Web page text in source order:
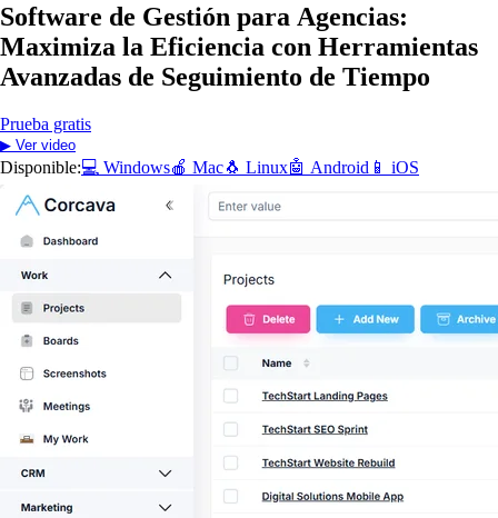
Software de Gestión para Agencias:
Maximiza la Eficiencia con Herramientas
Avanzadas de Seguimiento de Tiempo
Prueba gratis
▶ Ver video
Disponible:💻 Windows🍎 Mac🐧 Linux🤖 Android 📱 iOS